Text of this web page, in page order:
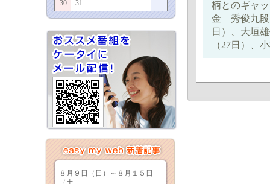
30
31
柄とのギャ
金 秀俊九段
日）、大垣
（27日）、